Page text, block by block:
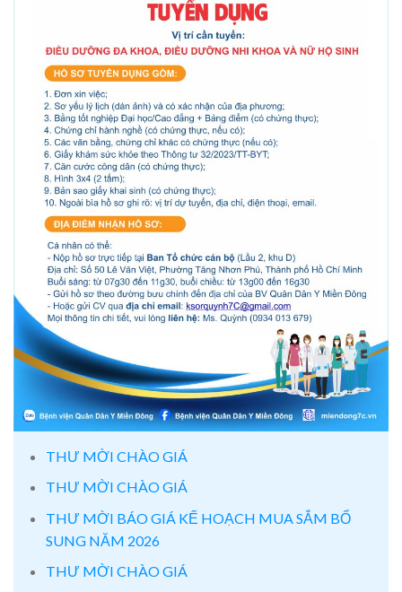
THƯ MỜI CHÀO GIÁ
THƯ MỜI CHÀO GIÁ
THƯ MỜI BÁO GIÁ KẾ HOẠCH MUA SẮM BỔ
SUNG NĂM 2026
THƯ MỜI CHÀO GIÁ